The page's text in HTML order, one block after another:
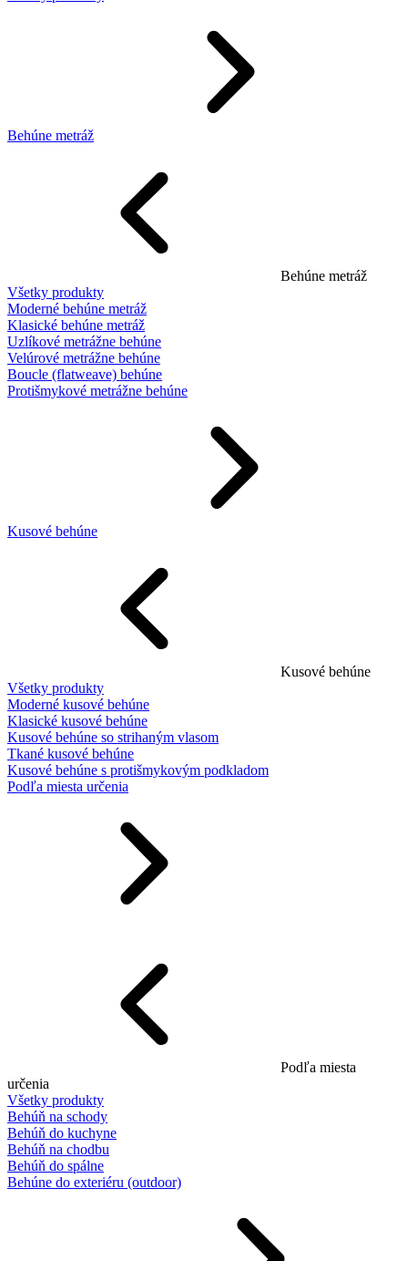
Behúne metráž
Behúne metráž
Všetky produkty
Moderné behúne metráž
Klasické behúne metráž
Uzlíkové metrážne behúne
Velúrové metrážne behúne
Boucle (flatweave) behúne
Protišmykové metrážne behúne
Kusové behúne
Kusové behúne
Všetky produkty
Moderné kusové behúne
Klasické kusové behúne
Kusové behúne so strihaným vlasom
Tkané kusové behúne
Kusové behúne s protišmykovým podkladom
Podľa miesta určenia
Podľa miesta
určenia
Všetky produkty
Behúň na schody
Behúň do kuchyne
Behúň na chodbu
Behúň do spálne
Behúne do exteriéru (outdoor)